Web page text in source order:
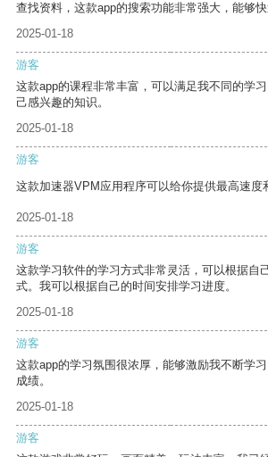
查找资料，这款app的搜索功能非常强大，能够快
2025-01-18
游客
这款app的课程非常丰富，可以满足我不同的学
己感兴趣的知识。
2025-01-18
游客
这款加速器VPM应用程序可以给你提供最高速度
2025-01-18
游客
这款学习软件的学习方式非常灵活，可以根据自
式。我可以根据自己的时间安排学习进度。
2025-01-18
游客
这款app的学习氛围很浓厚，能够激励我不断学
成绩。
2025-01-18
游客